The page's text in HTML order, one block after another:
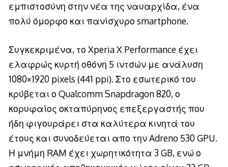
εμπιστοσύνη στην νέα της ναυαρχίδα, ένα
πολύ όμορφο και πανίσχυρο smartphone.
Συγκεκριμένα, το Xperia X Performance έχει
ελαφρώς κυρτή οθόνη 5 ιντσών με ανάλυση
1080×1920 pixels (441 ppi). Στο εσωτερικό του
κρύβεται ο Qualcomm Snapdragon 820, ο
κορυφαίος οκταπύρηνος επεξεργαστής που
ήδη φιγουράρει στα καλύτερα κινητά του
έτους και συνοδεύεται απο την Adreno 530 GPU.
Η μνήμη RAM έχει χωρητικότητα 3 GB, ενώ ο